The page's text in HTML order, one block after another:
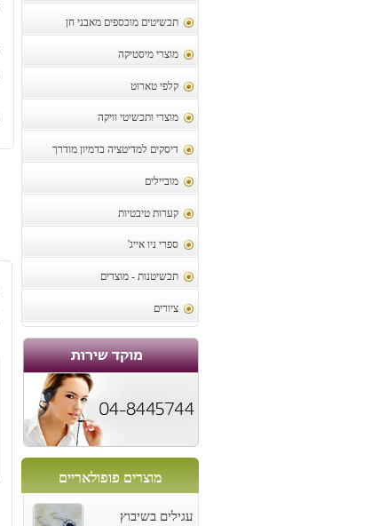
תכשיטים מוכספים מאבני חן
מוצרי מיסטיקה
קלפי טארוט
מוצרי ותכשיטי וויקה
דיסקים למדיטציה בדמיון מודרך
מוביילים
קערות טיבטיות
ספרי ניו אייג'
תכשיטנות - מוצרים
ציורים
מוצרים פופולאריים
עגילים בשיבוץ